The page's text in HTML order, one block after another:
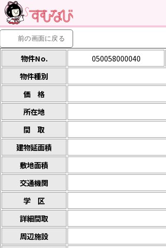
前の画面に戻る
物件No. 050058000040
物件種別
価 格
所在地
間 取
建物延面積
敷地面積
交通機関
学 区
詳細間取
周辺施設